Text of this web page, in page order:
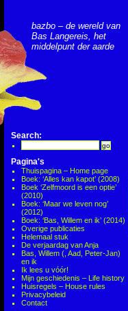
bazbo – de wereld van
Bas Langereis, het
middelpunt der aarde
Search:
Pagina's
Thuispagina – Home page
Boek: ‘Alles kan kapot’ (2008)
Boek ‘Zelfmoord is een optie’
(2010)
Boek: ‘Maar we leven nog’
(2012)
Boek: ‘Bas, Willem en ik’ (2014)
Overige publicaties
Helemaal stuk
De verjaardag van Anja
Bas, Willem (, Aad, Peter-Jan)
en ik
Ik lees u vóór!
Mijn geschiedenis – Life history
Huisregels – House rules
Privacybeleid
Contact